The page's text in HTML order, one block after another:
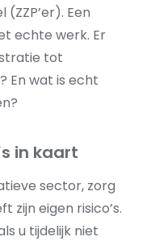
Een
echte werk. Er
tot
En wat is echt
in kaart
sector, zorg
zijn eigen risico’s.
u tijdelijk niet